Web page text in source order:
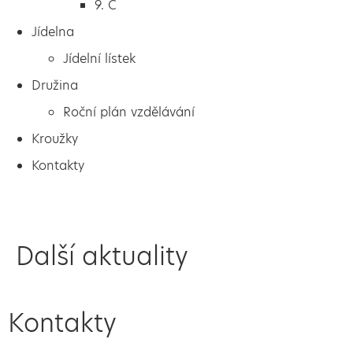
9. C
Jídelna
Jídelní lístek
Družina
Roční plán vzdělávání
Kroužky
Kontakty
Další aktuality
Kontakty